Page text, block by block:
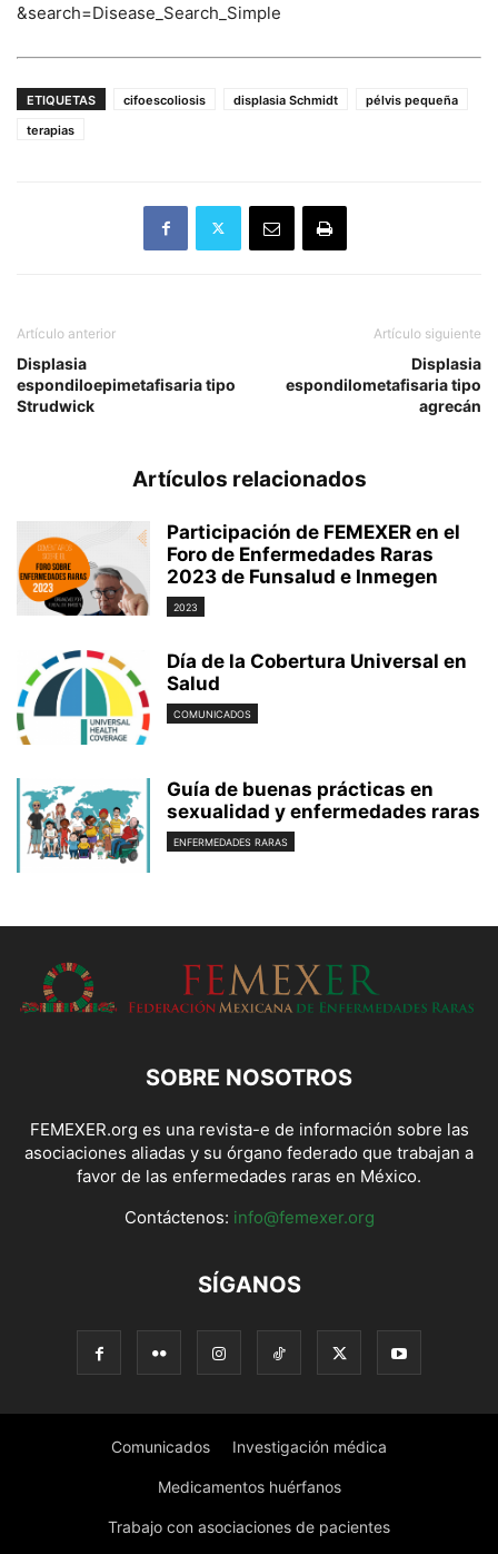
&search=Disease_Search_Simple
ETIQUETAS cifoescoliosis displasia Schmidt
pélvis pequeña
terapias
Artículo anterior
Displasia
espondiloepimetafisaria tipo
Strudwick
Artículo siguiente
Displasia
espondilometafisaria tipo
agrecán
Artículos relacionados
Participación de FEMEXER en el
Foro de Enfermedades Raras
2023 de Funsalud e Inmegen
2023
Día de la Cobertura Universal en
Salud
COMUNICADOS
Guía de buenas prácticas en
sexualidad y enfermedades raras
ENFERMEDADES RARAS
SOBRE NOSOTROS
FEMEXER.org es una revista-e de información sobre las
asociaciones aliadas y su órgano federado que trabajan a
favor de las enfermedades raras en México.
Contáctenos: info@femexer.org
SÍGANOS
Comunicados Investigación médica
Medicamentos huérfanos
Trabajo con asociaciones de pacientes